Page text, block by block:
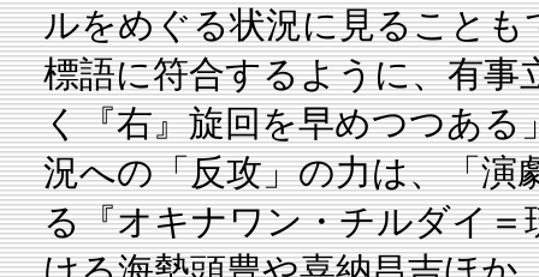
ルをめぐる状況に見ること
標語に符合するように、有事
く『右』旋回を早めつつあ
況への「反攻」の力は、「演
る『オキナワン・チルダイ